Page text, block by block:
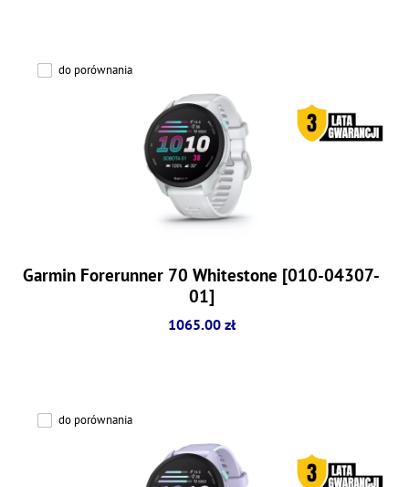
do porównania
Garmin Forerunner 70 Whitestone [010-04307-
01]
1065.00 zł
do porównania